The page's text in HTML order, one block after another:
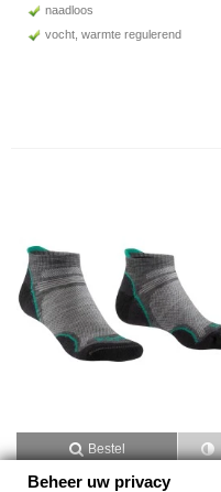
naadloos
vocht, warmte regulerend
Bestel
Bridgedale Hike Ultralight T2
Beheer uw privacy